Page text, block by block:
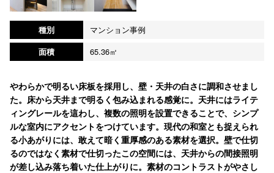
種別
マンション事例
面積
65.36㎡
やわらかで明るい床板を採用し、壁・天井の白さに調和させまし
た。床から天井まで明るく包み込まれる感覚に。天井にはライテ
ィングレールを這わし、複数の照明を設置できることで、シンプ
ルな室内にアクセントをつけています。現代の和室とも捉えられ
る小あがりには、敢えて暗く重厚感のある素材を選択。壁で仕切
るのではなく素材で仕切ったこの空間には、天井からの間接照明
が差し込み落ち着いた仕上がりに。素材のコントラストがやさし